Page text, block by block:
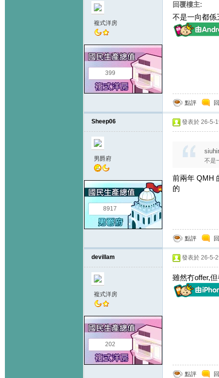
複式洋房
399
回覆樓主:
不是一向都係
點評
Sheep06
男爵府
8917
發表於 26-5-
不是
前兩年 QMH
的
點評
devillam
複式洋房
202
發表於 26-5-
雖然冇offer,
點評